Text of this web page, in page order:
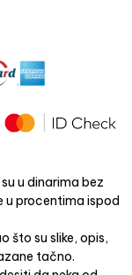
u dinarima bez
u procentima ispod
što su slike, opis,
tačno.